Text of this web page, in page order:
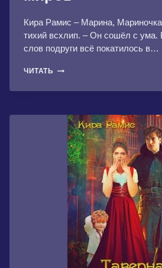
Кира Рамис – Марина,
тихий всхлип. – Он сошёл с ума.
слов подруги всё покатилось в…
ЧИТАТЬ ТАВЕРНА
ПЕРЕКРЁСТКЕ